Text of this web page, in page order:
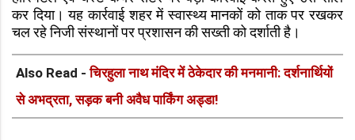
कर दिया। यह कार्रवाई शहर में स्वास्थ्य मानकों को ताक पर रखकर
चल रहे निजी संस्थानों पर प्रशासन की सख्ती को दर्शाती है।
Also Read -चिरहुला नाथ मंदिर में ठेकेदार की मनमानी: दर्शनार्थियों
से अभद्रता, सड़क बनी अवैध पार्किंग अड्डा!